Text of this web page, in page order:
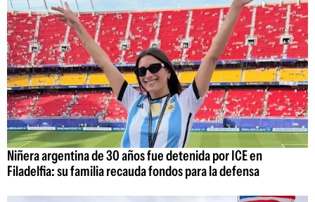
Niñera argentina de 30 años fue detenida por ICE en
Filadelfia: su familia recauda fondos para la defensa